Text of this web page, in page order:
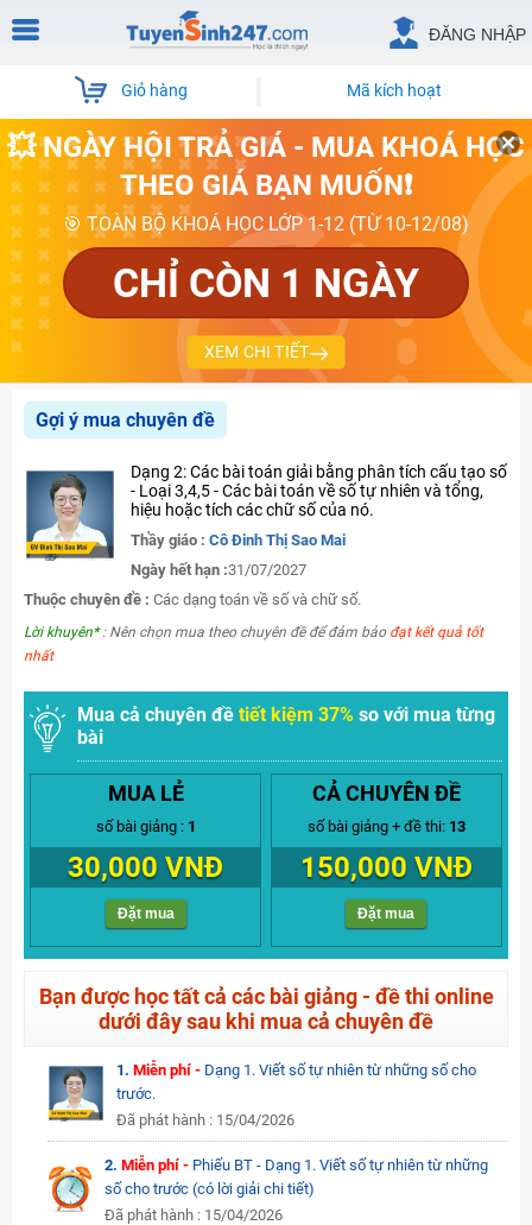
ĐĂNG NHẬP
Giỏ hàng Mã kích hoạt
💥 NGÀY HỘI TRẢ GIÁ - MUA KHOÁ HỌC
THEO GIÁ BẠN MUỐN❗
🎯 TOÀN BỘ KHOÁ HỌC LỚP 1-12 (TỪ 10-12/08)
CHỈ CÒN 1 NGÀY
XEM CHI TIẾT
Gợi ý mua chuyên đề
Dạng 2: Các bài toán giải bằng phân tích cấu tạo số
- Loại 3,4,5 - Các bài toán về số tự nhiên và tổng,
hiệu hoặc tích các chữ số của nó.
Thầy giáo : Cô Đinh Thị Sao Mai
Ngày hết hạn :31/07/2027
Thuộc chuyên đề : Các dạng toán về số và chữ số.
Lời khuyên*: Nên chọn mua theo chuyên đề để đảm bảo đạt kết quả tốt
nhất
Mua cả chuyên đề tiết kiệm 37% so với mua từng
bài
MUA LẺ
số bài giảng : 1
30,000 VNĐ
Đặt mua
CẢ CHUYÊN ĐỀ
số bài giảng + đề thi: 13
150,000 VNĐ
Đặt mua
Bạn được học tất cả các bài giảng - đề thi online
dưới đây sau khi mua cả chuyên đề
1. Miễn phí - Dạng 1. Viết số tự nhiên từ những số cho
trước.
Đã phát hành : 15/04/2026
2.Miễn phí - Phiếu BT - Dạng 1. Viết số tự nhiên từ những
số cho trước (có lời giải chi tiết)
Đã phát hành : 15/04/2026